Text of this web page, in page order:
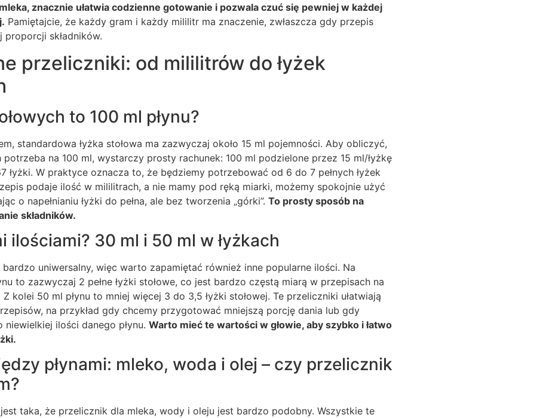
znacznie ułatwia codzienne gotowanie i pozwala czuć się pewniej w każdej
Pamiętajcie, że każdy gram i każdy mililitr ma znaczenie, zwłaszcza gdy przepis
proporcji składników.
przeliczniki: od mililitrów do łyżek
to 100 ml płynu?
standardowa łyżka stołowa ma zazwyczaj około 15 ml pojemności. Aby obliczyć,
potrzeba na 100 ml, wystarczy prosty rachunek: 100 ml podzielone przez 15 ml/łyżkę
łyżki. W praktyce oznacza to, że będziemy potrzebować od 6 do 7 pełnych łyżek
podaje ilość w mililitrach, a nie mamy pod ręką miarki, możemy spokojnie użyć
o napełnianiu łyżki do pełna, ale bez tworzenia „górki”. To prosty sposób na
składników.
ilościami? 30 ml i 50 ml w łyżkach
uniwersalny, więc warto zapamiętać również inne popularne ilości. Na
to zazwyczaj 2 pełne łyżki stołowe, co jest bardzo częstą miarą w przepisach na
kolei 50 ml płynu to mniej więcej 3 do 3,5 łyżki stołowej. Te przeliczniki ułatwiają
na przykład gdy chcemy przygotować mniejszą porcję dania lub gdy
ilości danego płynu. Warto mieć te wartości w głowie, aby szybko i łatwo
płynami: mleko, woda i olej – czy przelicznik
taka, że przelicznik dla mleka, wody i oleju jest bardzo podobny. Wszystkie te